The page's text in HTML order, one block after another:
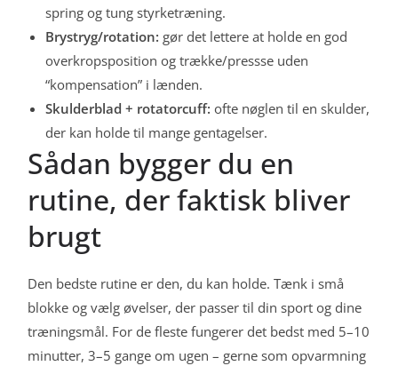
spring og tung styrketræning.
Brystryg/rotation: gør det lettere at holde en god
overkropsposition og trække/pressse uden
“kompensation” i lænden.
Skulderblad + rotatorcuff: ofte nøglen til en skulder,
der kan holde til mange gentagelser.
Sådan bygger du en
rutine, der faktisk bliver
brugt
Den bedste rutine er den, du kan holde. Tænk i små
blokke og vælg øvelser, der passer til din sport og dine
træningsmål. For de fleste fungerer det bedst med 5–10
minutter, 3–5 gange om ugen – gerne som opvarmning